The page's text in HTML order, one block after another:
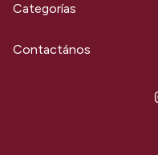
Categorías
Contactános